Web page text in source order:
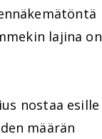
lajina on
nostaa esille
määrän